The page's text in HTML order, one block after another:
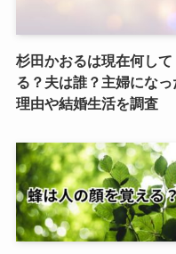
杉田かおるは現在何して
る？夫は誰？主婦になっ
理由や結婚生活を調査